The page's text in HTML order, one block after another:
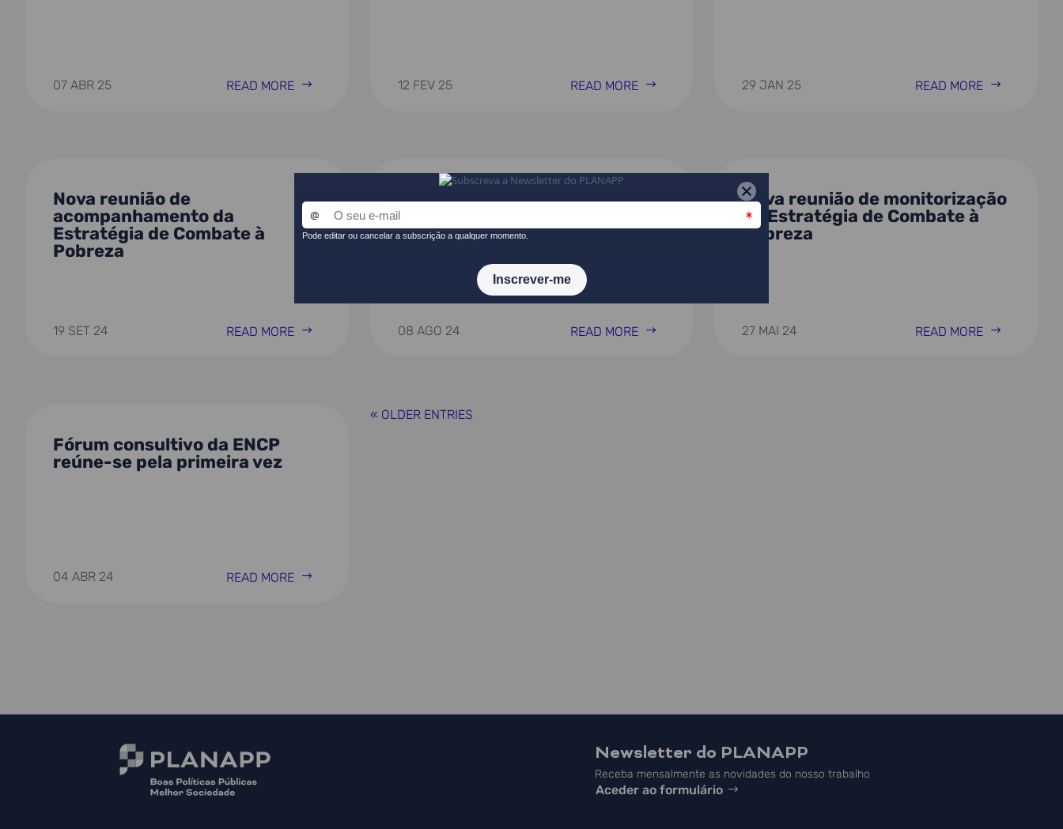
07 ABR 25 READ MORE 12 FEV 25 READ MORE 29 JAN 25 READ MORE
Nova reunião de
acompanhamento da
Estratégia de Combate à
Pobreza
19 SET 24 READ MORE
Roteiro para a monitorização e
avaliação participativa
08 AGO 24 READ MORE
Nova reunião de monitorização
da Estratégia de Combate à
Pobreza
27 MAI 24 READ MORE
Fórum consultivo da ENCP
reúne-se pela primeira vez
04 ABR 24 READ MORE
« OLDER ENTRIES
Newsletter do PLANAPP
Receba mensalmente as novidades do nosso trabalho
Aceder ao formulário